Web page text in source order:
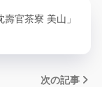
官茶寮 美山」
次の記事